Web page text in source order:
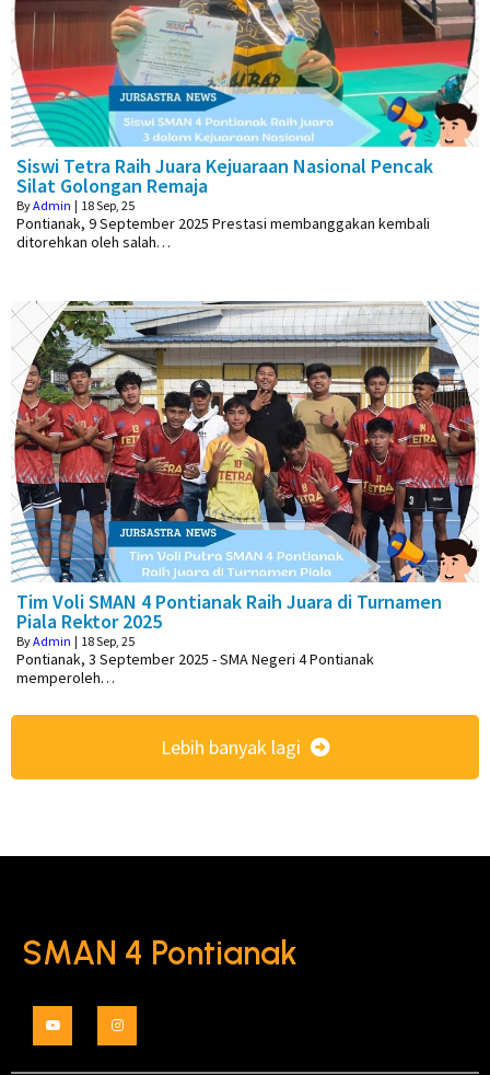
Siswi Tetra Raih Juara Kejuaraan Nasional Pencak
Silat Golongan Remaja
ByAdmin | 18Sep, 25
Pontianak, 9 September 2025 Prestasi membanggakan kembali
ditorehkan oleh salah…
Tim Voli SMAN 4 Pontianak Raih Juara di Turnamen
Piala Rektor 2025
ByAdmin | 18Sep, 25
Pontianak, 3 September 2025 - SMA Negeri 4 Pontianak
memperoleh…
Lebih banyak lagi
SMAN 4 Pontianak